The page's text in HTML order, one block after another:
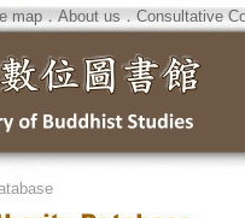
map．About us．Consultative